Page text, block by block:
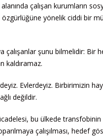
çalışan kurumların
özgürlüğüne yönelik ciddi bir
çalışanlar şunu bilmelidir: Bir
kaldıramaz.
Evlerdeyiz. Birbirimizin
değildir.
bu ülkede transfobinin
çalışılması, hedef